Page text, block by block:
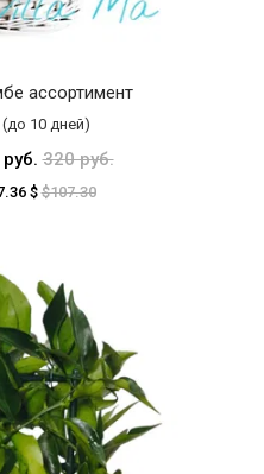
ассортимент
10 дней)
руб.320 руб.
$$107.30